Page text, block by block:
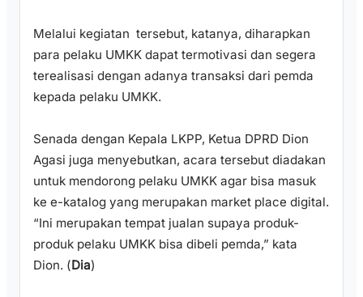
Melalui kegiatan tersebut, katanya, diharapkan
para pelaku UMKK dapat termotivasi dan segera
terealisasi dengan adanya transaksi dari pemda
kepada pelaku UMKK.
Senada dengan Kepala LKPP, Ketua DPRD Dion
Agasi juga menyebutkan, acara tersebut diadakan
untuk mendorong pelaku UMKK agar bisa masuk
ke e-katalog yang merupakan market place digital.
“Ini merupakan tempat jualan supaya produk-
produk pelaku UMKK bisa dibeli pemda,” kata
Dion. (Dia)